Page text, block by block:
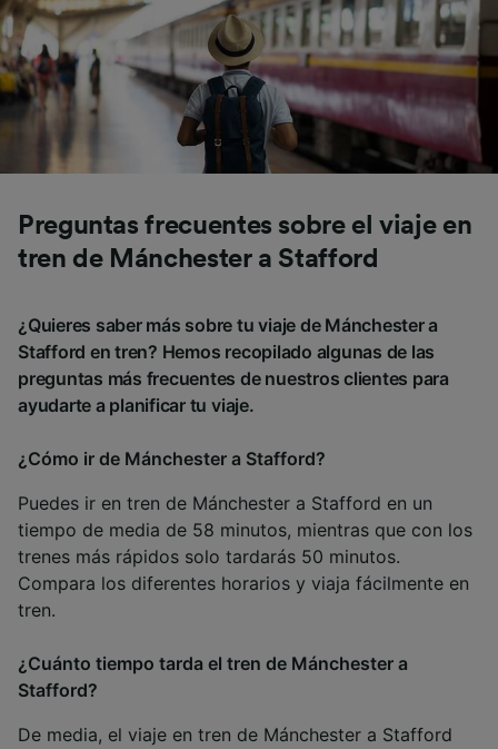
Preguntas frecuentes sobre el viaje en
tren de Mánchester a Stafford
¿Quieres saber más sobre tu viaje de Mánchester a
Stafford en tren? Hemos recopilado algunas de las
preguntas más frecuentes de nuestros clientes para
ayudarte a planificar tu viaje.
¿Cómo ir de Mánchester a Stafford?
Puedes ir en tren de Mánchester a Stafford en un
tiempo de media de 58 minutos, mientras que con los
trenes más rápidos solo tardarás 50 minutos.
Compara los diferentes horarios y viaja fácilmente en
tren.
¿Cuánto tiempo tarda el tren de Mánchester a
Stafford?
De media, el viaje en tren de Mánchester a Stafford